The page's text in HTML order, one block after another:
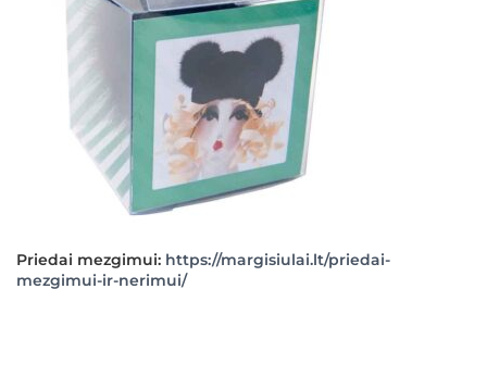
Priedai mezgimui: https://margisiulai.lt/priedai-
mezgimui-ir-nerimui/